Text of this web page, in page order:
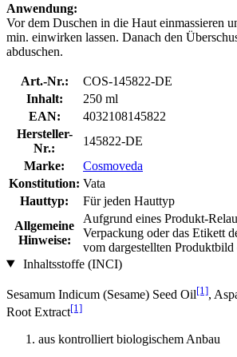
Anwendung:
Vor dem Duschen in die Haut einmassieren
min. einwirken lassen. Danach den
abduschen.
Art.-Nr.:
COS-145822-DE
Inhalt:
250 ml
EAN:
4032108145822
Hersteller-
Nr.:
145822-DE
Marke:
Cosmoveda
Konstitution: Vata
Hauttyp:
Für jeden Hauttyp
Allgemeine
Hinweise:
Aufgrund eines Produkt-
Verpackung oder das Etikett
vom dargestellten
Inhaltsstoffe (INCI)
Sesamum Indicum (Sesame) Seed Oil[1],
Root Extract[1]
aus kontrolliert biologischem Anbau